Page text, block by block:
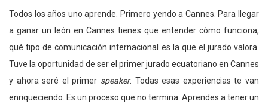
Todos los años uno aprende. Primero yendo a Cannes. Para llegar
a ganar un león en Cannes tienes que entender cómo funciona,
qué tipo de comunicación internacional es la que el jurado valora.
Tuve la oportunidad de ser el primer jurado ecuatoriano en Cannes
y ahora seré el primer speaker. Todas esas experiencias te van
enriqueciendo. Es un proceso que no termina. Aprendes a tener un